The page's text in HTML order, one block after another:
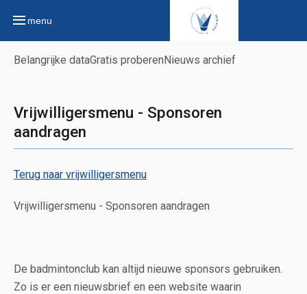
menu
Belangrijke dataGratis proberen Nieuws archief
Vrijwilligersmenu - Sponsoren
aandragen
Terug naar vrijwilligersmenu
Vrijwilligersmenu - Sponsoren aandragen
De badmintonclub kan altijd nieuwe sponsors gebruiken.
Zo is er een nieuwsbrief en een website waarin